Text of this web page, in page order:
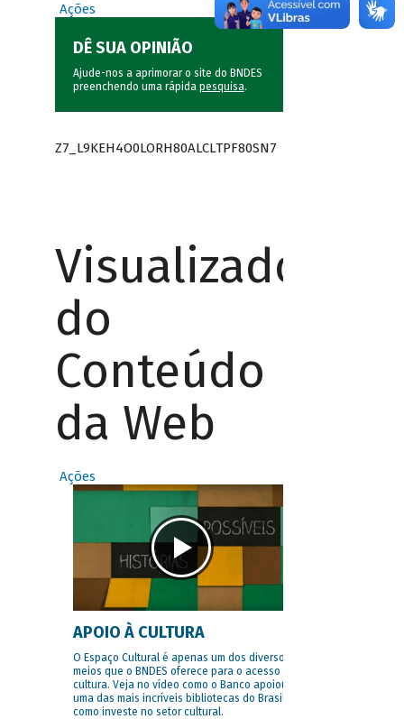
Ações
DÊ SUA OPINIÃO
Ajude-nos a aprimorar o site do BNDES
preenchendo uma rápida pesquisa.
Z7_L9KEH4O0LORH80ALCLTPF80SN7
Visualizador
do
Conteúdo
da Web
Ações
APOIO À CULTURA
O Espaço Cultural é apenas um dos diversos
meios que o BNDES oferece para o acesso à
cultura. Veja no vídeo como o Banco apoiou
uma das mais incríveis bibliotecas do Brasil e
como investe no setor cultural.